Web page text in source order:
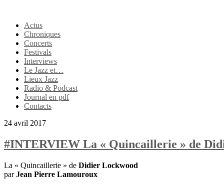
Actus
Chroniques
Concerts
Festivals
Interviews
Le Jazz et…
Lieux Jazz
Radio & Podcast
Journal en pdf
Contacts
24 avril 2017
#INTERVIEW La « Quincaillerie » de
La « Quincaillerie » de Didier Lockwood
parJean Pierre Lamouroux